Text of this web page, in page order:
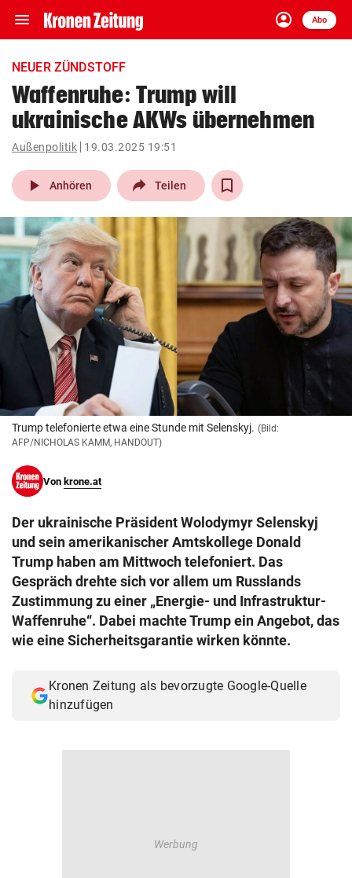
menu Navigation
ein-/ausklappen
account_circle
Anmelden
Abo
close Schließen
account_circle Anmelden
arrow_right
pin_drop
Wien arrow_right
bookmark
search
Suchbegriff
eingeben
© Krone Multimedia GmbH & Co KG 2026
Muthgasse 2, 1190 Wien
NEUER ZÜNDSTOFF
Waffenruhe: Trump will
ukrainische AKWs übernehmen
Außenpolitik 19.03.2025 19:51
play_arrow Anhören Teilen
Trump telefonierte etwa eine Stunde mit Selenskyj. (Bild:
AFP/NICHOLAS KAMM, HANDOUT)
Von krone.at
Der ukrainische Präsident Wolodymyr Selenskyj
und sein amerikanischer Amtskollege Donald
Trump haben am Mittwoch telefoniert. Das
Gespräch drehte sich vor allem um Russlands
Zustimmung zu einer „Energie- und Infrastruktur-
Waffenruhe“. Dabei machte Trump ein Angebot, das
wie eine Sicherheitsgarantie wirken könnte.
Kronen Zeitung als bevorzugte Google-Quelle
hinzufügen